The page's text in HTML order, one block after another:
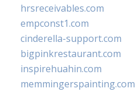
hrsreceivables.com
empconst1.com
cinderella-support.com
bigpinkrestaurant.com
inspirehuahin.com
memmingerspainting.com